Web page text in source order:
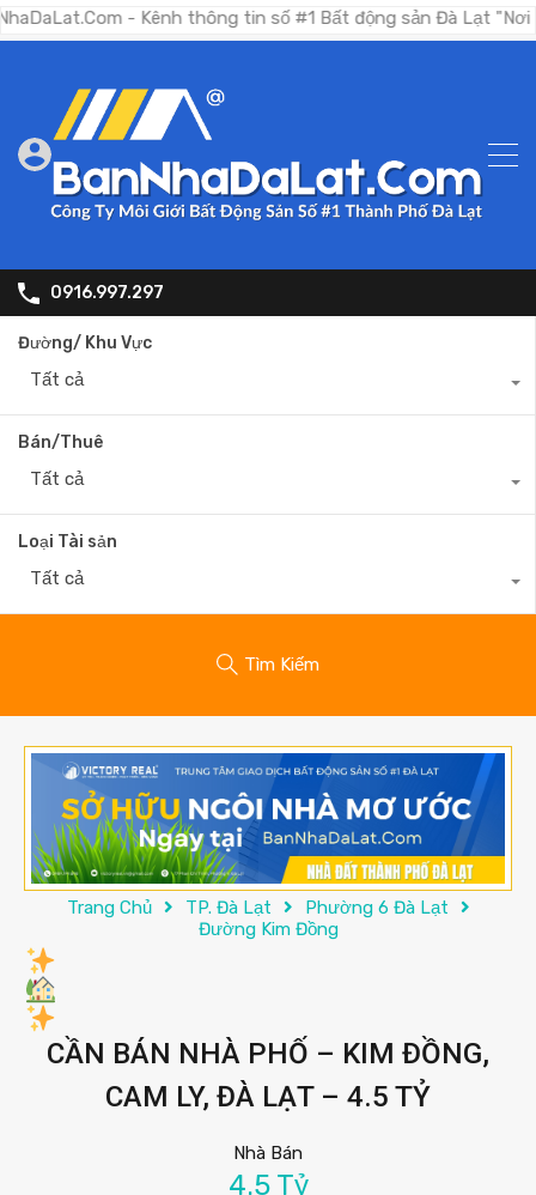
- Kênh thông tin số #1 Bất động sản Đà Lạt "Nơi bạn
0916.997.297
Đường/ Khu Vực
Tất cả
Bán/Thuê
Tất cả
Loại Tài sản
Tất cả
Tìm Kiếm
Trang Chủ TP. Đà Lạt
Phường 6 Đà Lạt
Đường Kim Đồng
CẦN BÁN NHÀ PHỐ – KIM ĐỒNG,
CAM LY, ĐÀ LẠT – 4.5 TỶ
Nhà Bán
4.5 Tỷ